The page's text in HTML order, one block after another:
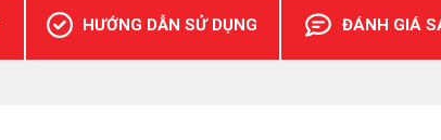
HƯỚNG DẪN SỬ DỤNG ĐÁNH GIÁ